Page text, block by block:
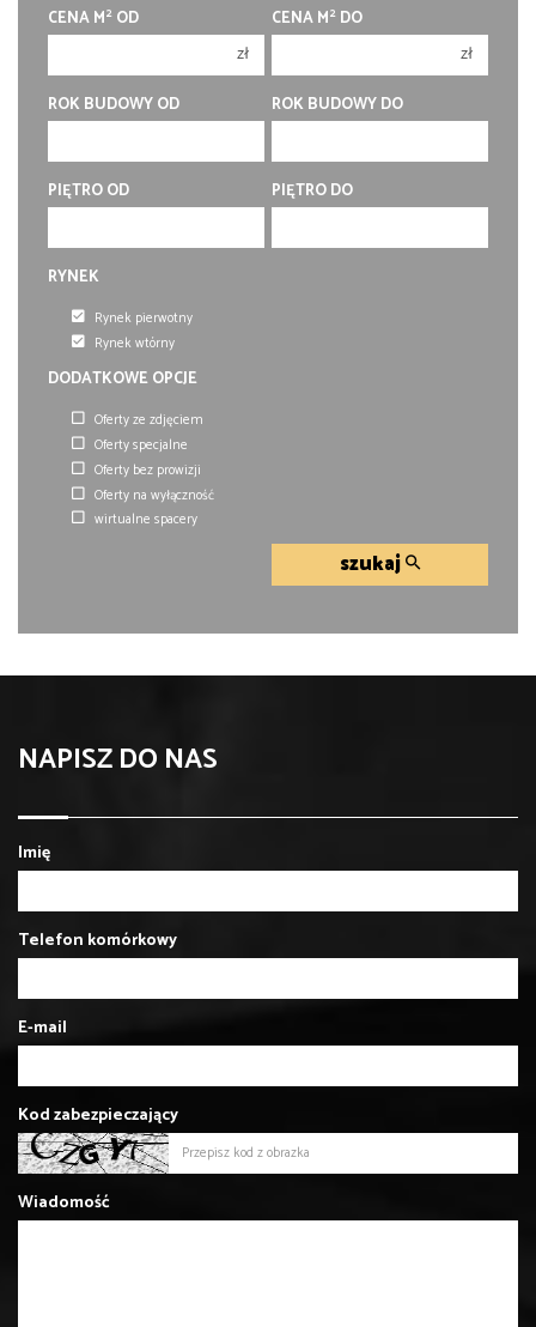
4 pokoje
6 pokoi
4 pokoje
6 pokoi
CENA M2 OD
zł
CENA M2 DO
zł
ROK BUDOWY OD ROK BUDOWY DO
PIĘTRO OD PIĘTRO DO
RYNEK
Rynek pierwotny
Rynek wtórny
DODATKOWE OPCJE
Oferty ze zdjęciem
Oferty specjalne
Oferty bez prowizji
Oferty na wyłączność
wirtualne spacery
szukaj
NAPISZ DO NAS
Imię
Telefon komórkowy
E-mail
Kod zabezpieczający
Wiadomość